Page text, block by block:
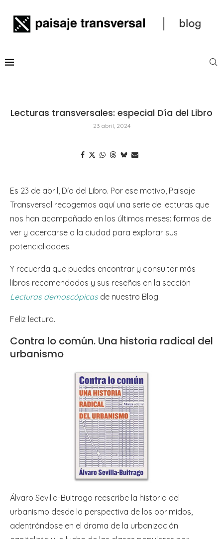
Lecturas transversales: especial Día del Libro
23 abril, 2024
Es 23 de abril, Día del Libro. Por ese motivo, Paisaje
Transversal recogemos aquí una serie de lecturas que
nos han acompañado en los últimos meses: formas de
ver y acercarse a la ciudad para explorar sus
potencialidades.
Y recuerda que puedes encontrar y consultar más
libros recomendados y sus reseñas en la sección
Lecturas demoscópicas de nuestro Blog.
Feliz lectura.
Contra lo común. Una historia radical del
urbanismo
Álvaro Sevilla-Buitrago reescribe la historia del
urbanismo desde la perspectiva de los oprimidos,
adentrándose en el drama de la urbanización